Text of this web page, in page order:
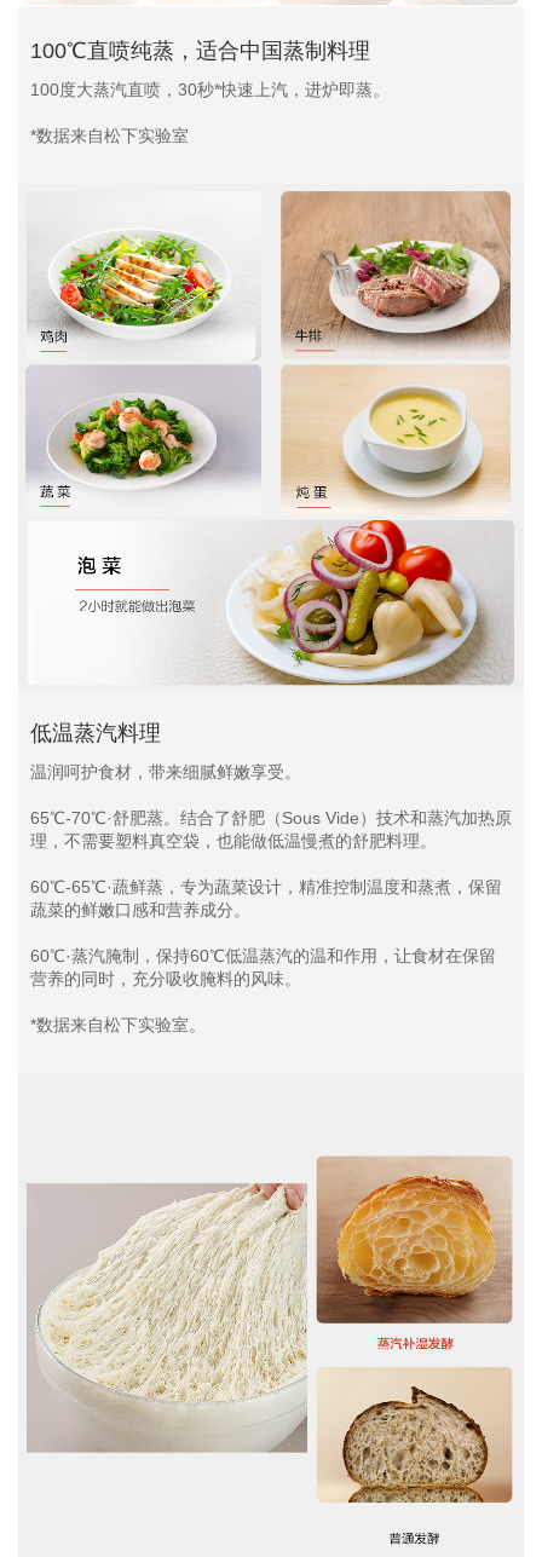
100℃直喷纯蒸，适合中国蒸制料理
100度大蒸汽直喷，30秒*快速上汽，进炉即蒸。
*数据来自松下实验室
低温蒸汽料理
温润呵护食材，带来细腻鲜嫩享受。
65℃-70℃·舒肥蒸。结合了舒肥（Sous Vide）技术和蒸汽加热原
理，不需要塑料真空袋，也能做低温慢煮的舒肥料理。
60℃-65℃·蔬鲜蒸，专为蔬菜设计，精准控制温度和蒸煮，保留
蔬菜的鲜嫩口感和营养成分。
60℃·蒸汽腌制，保持60℃低温蒸汽的温和作用，让食材在保留
营养的同时，充分吸收腌料的风味。
*数据来自松下实验室。